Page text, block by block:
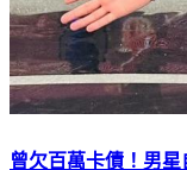
曾欠百萬卡債！男